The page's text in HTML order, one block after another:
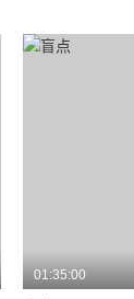
01:35:00